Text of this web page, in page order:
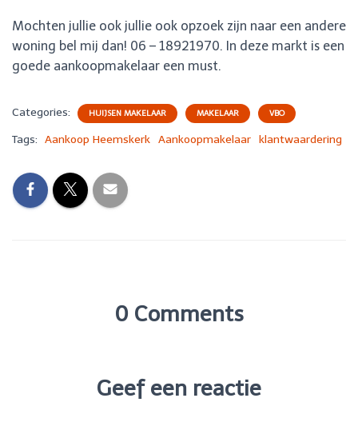
Mochten jullie ook jullie ook opzoek zijn naar een andere
woning bel mij dan! 06 – 18921970. In deze markt is een
goede aankoopmakelaar een must.
Categories: HUIJSEN MAKELAAR MAKELAAR VBO
Tags: Aankoop Heemskerk Aankoopmakelaar klantwaardering
0 Comments
Geef een reactie